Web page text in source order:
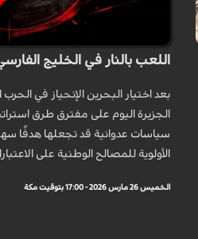
اللعب بالنار في الخليج
بعد اختيار البحرين الإنحياز في
الجزيرة اليوم على مفترق طرق
سياسات عدوانية قد تجعلها هدفًا
الأولوية للمصالح الوطنية على
الخميس 26 مارس 2026 - 17:00 بتوقيت مكة